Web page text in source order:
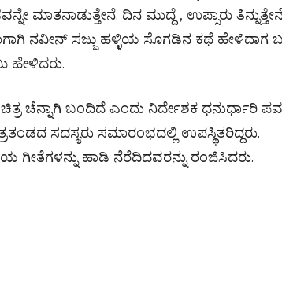
ಮಾತನಾಡುತ್ತೇನೆ. ದಿನ ಮುದ್ದೆ , ಉಪ್ಸಾರು
ನವೀನ್ ಸಜ್ಜು ಹಳ್ಳಿಯ ಸೊಗಡಿನ ಕಥೆ ಹೇಳಿದಾಗ
ಹೇಳಿದರು.
ಚೆನ್ನಾಗಿ ಬಂದಿದೆ ಎಂದು ನಿರ್ದೇಶಕ ಧನುರ್ಧಾರಿ
ಸದಸ್ಯರು ಸಮಾರಂಭದಲ್ಲಿ ಉಪಸ್ಥಿತರಿದ್ದರು.
ಗೀತೆಗಳನ್ನು ಹಾಡಿ ನೆರೆದಿದವರನ್ನು ರಂಜಿಸಿದರು.